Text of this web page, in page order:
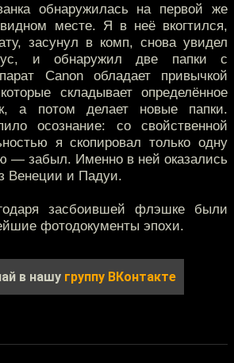
обнаружилась на первой же
месте. Я в неё вкогтился,
засунул в комп, снова увидел
и обнаружил две папки с
Canon обладает привычкой
складывает определённое
а потом делает новые папки.
осознание: со свойственной
я скопировал только одну
— забыл. Именно в ней оказались
Венеции и Падуи.
засбоившей флэшке были
фотодокументы эпохи.
в нашу группу ВКонтакте